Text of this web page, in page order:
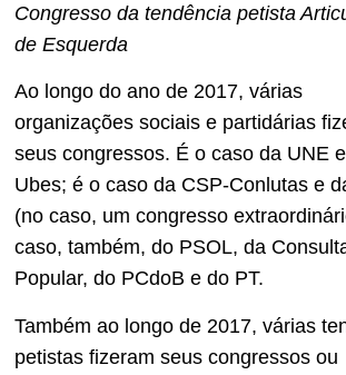
Congresso da tendência petista
de Esquerda
Ao longo do ano de 2017, várias
organizações sociais e partidárias
seus congressos. É o caso da UNE
Ubes; é o caso da CSP-Conlutas e
(no caso, um congresso
caso, também, do PSOL, da
Popular, do PCdoB e do PT.
Também ao longo de 2017, várias
petistas fizeram seus congressos ou